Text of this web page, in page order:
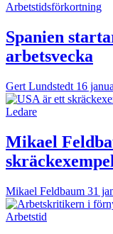
Arbetstidsförkortning
Spanien
arbetsvecka
Gert Lundstedt 16
Ledare
Mikael
Mikael Feldbaum 31
Arbetstid